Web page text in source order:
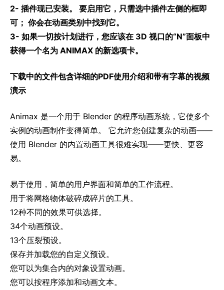
2- 插件现已安装。 要启用它，只需选中插件左侧的框即
可； 你会在动画类别中找到它。
3- 如果一切按计划进行，您应该在 3D 视口的“N”面板中
获得一个名为 ANIMAX 的新选项卡。
下载中的文件包含详细的PDF使用介绍和带有字幕的视频
演示
Animax 是一个用于 Blender 的程序动画系统，它使多个
实例的动画制作变得简单。 它允许您创建复杂的动画——
使用 Blender 的内置动画工具很难实现——更快、更容
易。
易于使用，简单的用户界面和简单的工作流程。
用于将网格物体破碎成碎片的工具。
12种不同的效果可供选择。
34个动画预设。
13个压裂预设。
保存并加载您的自定义预设。
您可以为集合内的对象设置动画。
您可以按程序添加和动画文本。